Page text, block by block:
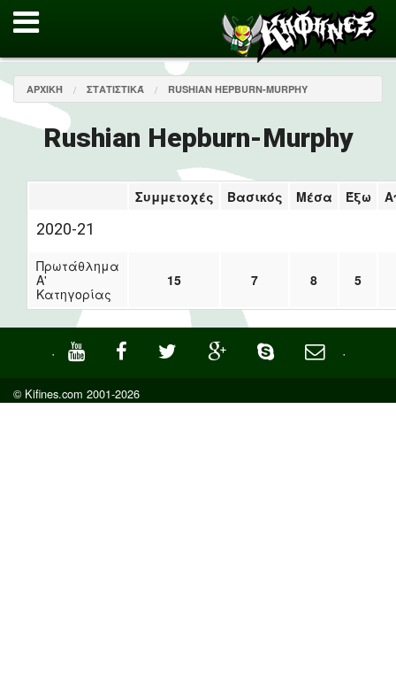
ΑΡΧΙΚΉ ΣΤΑΤΙΣΤΙΚΆ RUSHIAN HEPBURN-MURPHY
Rushian Hepburn-Murphy
Συμμετοχές Βασικός Μέσα Έξω
2020-21
Πρωτάθλημα
Α'
Κατηγορίας
15 7 8 5
· ·
© Kifines.com 2001-2026